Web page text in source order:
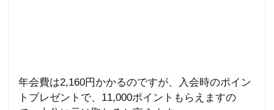
年会費は2,160円かかるのですが、入会時のポイン
トプレゼントで、11,000ポイントもらえますの